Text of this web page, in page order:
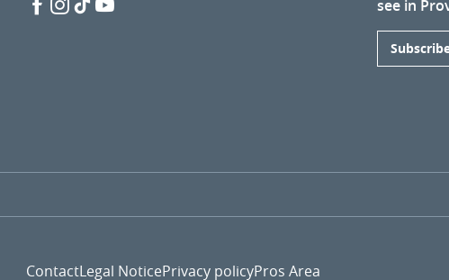
et leurs drôles d'inventeurs
see in
ContactLegal NoticePrivacy policyPros Area